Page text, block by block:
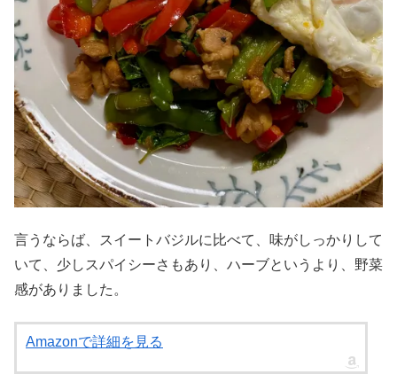
言うならば、スイートバジルに比べて、味がしっかりして
いて、少しスパイシーさもあり、ハーブというより、野菜
感がありました。
Amazonで詳細を見る